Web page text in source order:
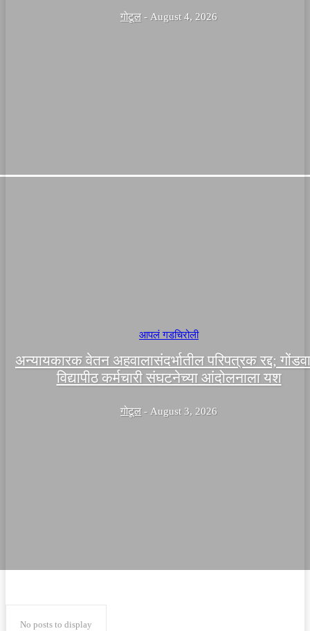
गोटूल - August 4, 2026
आपलं गडचिरोली
अन्यायकारक वेतन अहवालासंदर्भातील परिपत्रक रद्द;
विद्यापीठ कर्मचारी संघटनेच्या आंदोलनाला यश
गोटूल - August 3, 2026
No posts to display